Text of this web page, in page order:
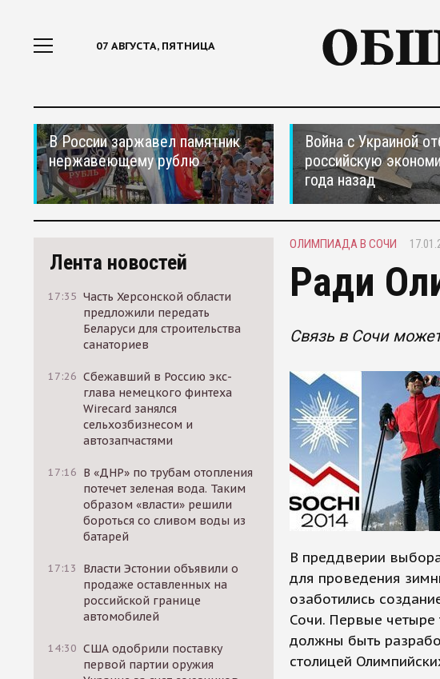
07 АВГУСТА, ПЯТНИЦА
В России заржавел памятник
нержавеющему рублю
Война с Украиной
российскую
года назад
Лента новостей
17:35 Часть Херсонской области
предложили передать
Беларуси для строительства
санаториев
17:26 Сбежавший в Россию экс-
глава немецкого финтеха
Wirecard занялся
сельхозбизнесом и
автозапчастями
17:16 В «ДНР» по трубам отопления
потечет зеленая вода. Таким
образом «власти» решили
бороться со сливом воды из
батарей
17:13
Власти Эстонии объявили о
продаже оставленных на
российской границе
автомобилей
14:30 США одобрили поставку
первой партии оружия
ОЛИМПИАДА В СОЧИ
Ради
Связь в Сочи
В преддверии
для проведения
озаботились
Сочи. Первые четыре
должны быть
столицей